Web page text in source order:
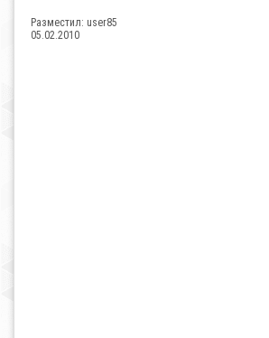
Разместил: user85
05.02.2010